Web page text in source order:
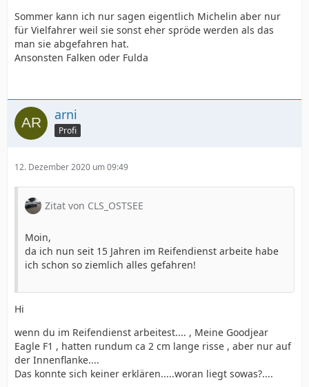
Sommer kann ich nur sagen eigentlich Michelin aber nur
für Vielfahrer weil sie sonst eher spröde werden als das
man sie abgefahren hat.
Ansonsten Falken oder Fulda
arni
Profi
12. Dezember 2020 um 09:49
Zitat von CLS_OSTSEE
Moin,
da ich nun seit 15 Jahren im Reifendienst arbeite habe
ich schon so ziemlich alles gefahren!
Hi
wenn du im Reifendienst arbeitest.... , Meine Goodjear
Eagle F1 , hatten rundum ca 2 cm lange risse , aber nur auf
der Innenflanke....
Das konnte sich keiner erklären.....woran liegt sowas?....